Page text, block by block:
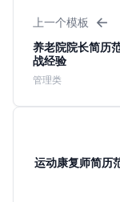
上一个模板 ←
养老院院长简历
战经验
管理类
运动康复师简历